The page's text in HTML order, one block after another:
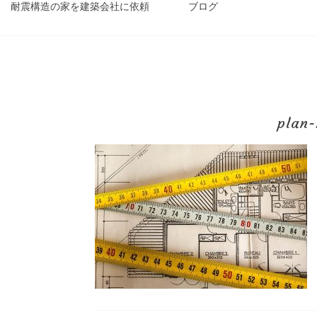
耐震構造の家を建築会社に依頼 ブログ